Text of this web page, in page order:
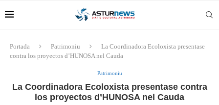
Portada Patrimoniu
La Coordinadora Ecoloxista presentase
contra los proyectos d’HUNOSA nel Cauda
Patrimoniu
La Coordinadora Ecoloxista presentase contra
los proyectos d’HUNOSA nel Cauda